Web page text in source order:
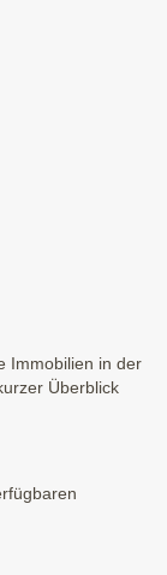
Immobilien in der
Überblick